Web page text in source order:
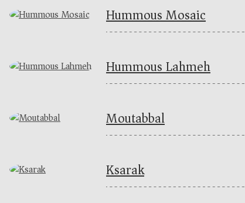
Hummous Mosaic
Hummous Lahmeh
Moutabbal
Ksarak